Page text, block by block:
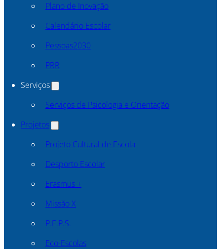
Plano de Inovação
Calendário Escolar
Pessoas2030
PRR
Serviços
Serviços de Psicologia e Orientação
Projetos
Projeto Cultural de Escola
Desporto Escolar
Erasmus +
Missão X
P.E.P.S.
Eco-Escolas